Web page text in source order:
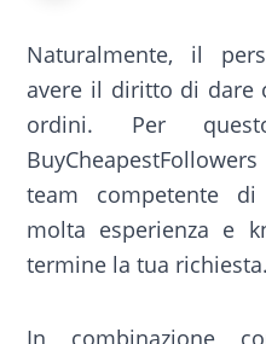
Naturalmente, il
avere il diritto di dare
ordini. Per
team competente
molta esperienza e
termine la tua richiesta.
In combinazione